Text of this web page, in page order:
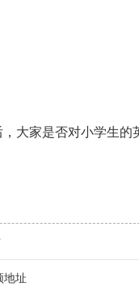
大家是否对小学生
地址